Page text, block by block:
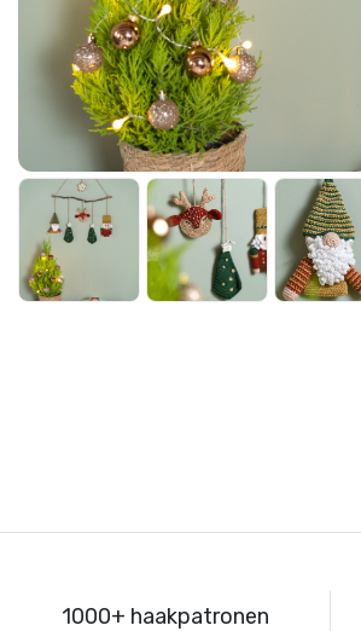
1000+ haakpatronen